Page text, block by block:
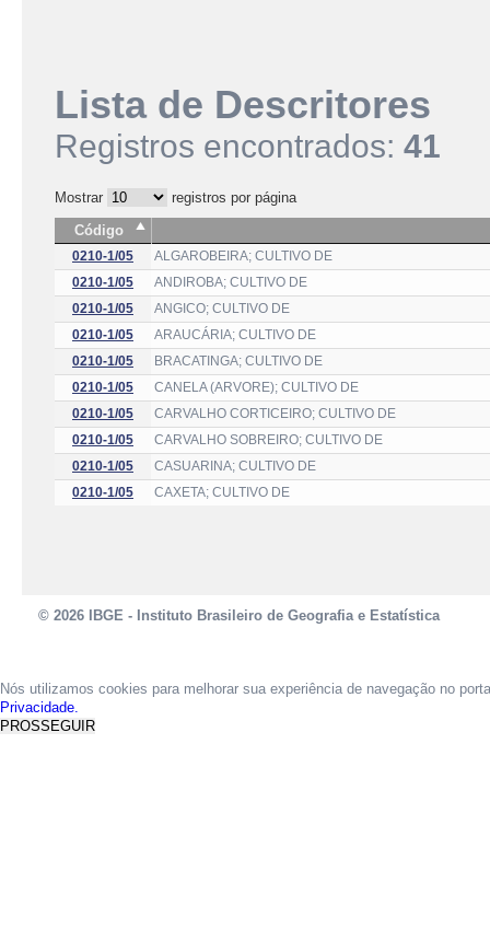
Lista de Descritores
Registros encontrados: 41
Mostrar
registros por página
Código
0210-1/05
ALGAROBEIRA; CULTIVO DE
0210-1/05
ANDIROBA; CULTIVO DE
0210-1/05
ANGICO; CULTIVO DE
0210-1/05
ARAUCÁRIA; CULTIVO DE
0210-1/05
BRACATINGA; CULTIVO DE
0210-1/05
CANELA (ARVORE); CULTIVO DE
0210-1/05
CARVALHO CORTICEIRO; CULTIVO DE
0210-1/05
CARVALHO SOBREIRO; CULTIVO DE
0210-1/05
CASUARINA; CULTIVO DE
0210-1/05
CAXETA; CULTIVO DE
© 2026 IBGE - Instituto Brasileiro de Geografia e Estatística
Nós utilizamos cookies para melhorar sua experiência de navegação no
Privacidade.
PROSSEGUIR